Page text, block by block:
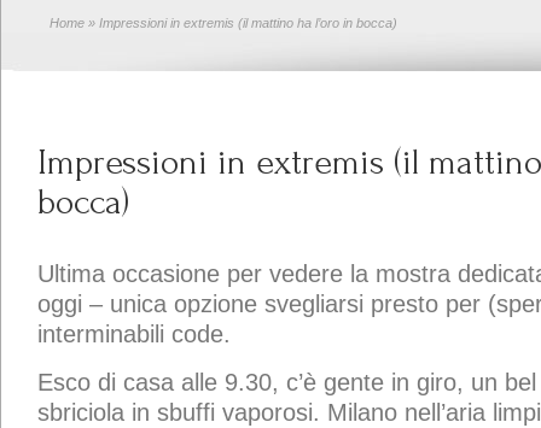
Home » Impressioni in extremis (il mattino ha l’oro in bocca)
Impressioni in extremis (il
bocca)
Ultima occasione per vedere la mostra
oggi – unica opzione svegliarsi presto per
interminabili code.
Esco di casa alle 9.30, c’è gente in giro, un
sbriciola in sbuffi vaporosi. Milano nell’aria